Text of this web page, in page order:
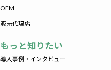
OEM
販売代理店
もっと知りたい
導入事例・インタビュー